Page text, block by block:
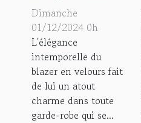
blazer en
velours dans
votre style
quotidien
Dimanche
01/12/2024 0h
L'élégance
intemporelle du
blazer en velours fait
de lui un atout
charme dans toute
garde-robe qui se...